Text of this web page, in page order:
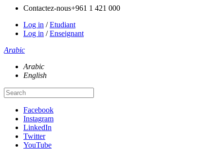
Contactez-nous+961 1 421 000
Log in /Etudiant
Log in /Enseignant
Arabic
Arabic
English
Facebook
Instagram
LinkedIn
Twitter
YouTube